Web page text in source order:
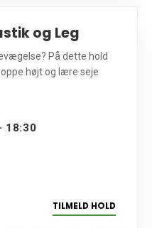
og Leg
På dette hold
højt og lære seje
18:30
TILMELD HOLD